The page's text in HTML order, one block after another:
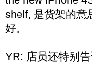
shelf, 是货架的意
好。
YR: 店员还特别